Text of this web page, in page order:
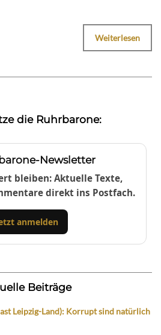
Weiterlesen
die Ruhrbarone:
Newsletter
bleiben: Aktuelle Texte,
direkt ins Postfach.
anmelden
Beiträge
Leipzig-Land): Korrupt sind natürlich